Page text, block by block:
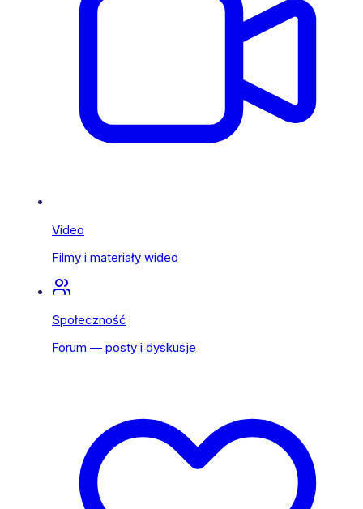
Video
Filmy i materiały wideo
Społeczność
Forum — posty i dyskusje